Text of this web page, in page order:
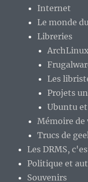
Internet
Le monde
Libreries
Les
Projets
Ubuntu
Mémoire de
Trucs de
Les DRMS,
Politique et
Souvenirs